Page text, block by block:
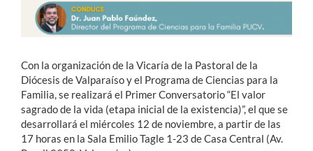
Con la organización de la Vicaría de la Pastoral de la
Diócesis de Valparaíso y el Programa de Ciencias para la
Familia, se realizará el Primer Conversatorio “El valor
sagrado de la vida (etapa inicial de la existencia)”, el que se
desarrollará el miércoles 12 de noviembre, a partir de las
17 horas en la Sala Emilio Tagle 1-23 de Casa Central (Av.